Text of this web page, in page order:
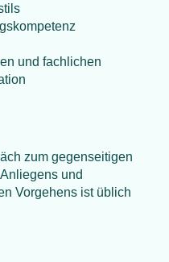
und fachlichen
zum gegenseitigen
und
Vorgehens ist üblich